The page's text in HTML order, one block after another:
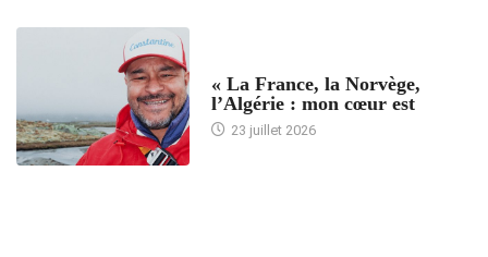
« La France, la Norvège,
l’Algérie : mon cœur est
23 juillet 2026